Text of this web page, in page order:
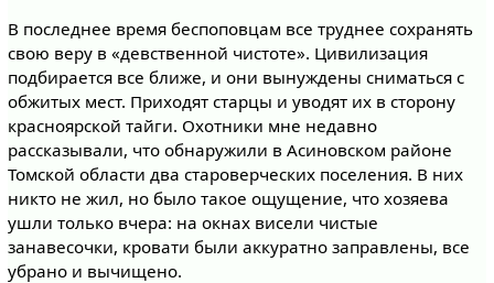
В последнее время беспоповцам все труднее сохранять
свою веру в «девственной чистоте». Цивилизация
подбирается все ближе, и они вынуждены сниматься с
обжитых мест. Приходят старцы и уводят их в сторону
красноярской тайги. Охотники мне недавно
рассказывали, что обнаружили в Асиновском районе
Томской области два староверческих поселения. В них
никто не жил, но было такое ощущение, что хозяева
ушли только вчера: на окнах висели чистые
занавесочки, кровати были аккуратно заправлены, все
убрано и вычищено.